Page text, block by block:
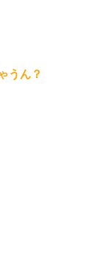
うん？